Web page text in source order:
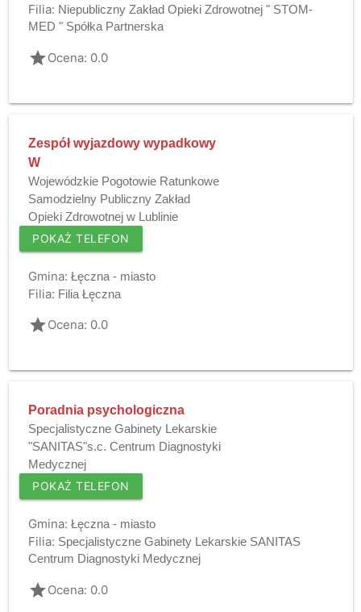
Filia: Niepubliczny Zakład Opieki Zdrowotnej " STOM-
MED " Spółka Partnerska
gradeOcena: 0.0
Zespół wyjazdowy wypadkowy
W
Wojewódzkie Pogotowie Ratunkowe
Samodzielny Publiczny Zakład
Opieki Zdrowotnej w Lublinie
POKAŻ TELEFON
Gmina: Łęczna - miasto
Filia: Filia Łęczna
gradeOcena: 0.0
Poradnia psychologiczna
Specjalistyczne Gabinety Lekarskie
"SANITAS"s.c. Centrum Diagnostyki
Medycznej
POKAŻ TELEFON
Gmina: Łęczna - miasto
Filia: Specjalistyczne Gabinety Lekarskie SANITAS
Centrum Diagnostyki Medycznej
gradeOcena: 0.0